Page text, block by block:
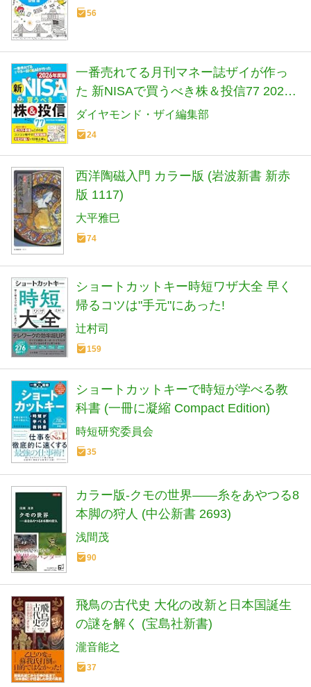
56
一番売れてる月刊マネー誌ザイが作っ
た 新NISAで買うべき株＆投信77 2026
年度版
ダイヤモンド・ザイ編集部
24
西洋陶磁入門 カラー版 (岩波新書 新赤
版 1117)
大平雅巳
74
ショートカットキー時短ワザ大全 早く
帰るコツは"手元"にあった!
辻村司
159
ショートカットキーで時短が学べる教
科書 (一冊に凝縮 Compact Edition)
時短研究委員会
35
カラー版-クモの世界――糸をあやつる8
本脚の狩人 (中公新書 2693)
浅間茂
90
飛鳥の古代史 大化の改新と日本国誕生
の謎を解く (宝島社新書)
瀧音能之
37